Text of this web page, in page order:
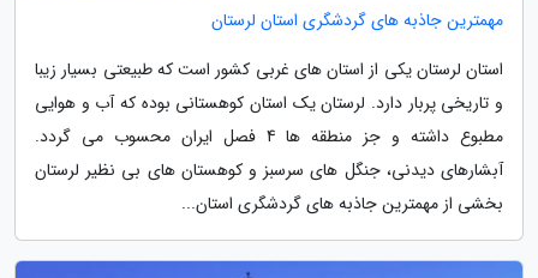
مهمترین جاذبه های گردشگری استان لرستان
استان لرستان یکی از استان های غربی کشور است که طبیعتی بسیار زیبا
و تاریخی پربار دارد. لرستان یک استان کوهستانی بوده که آب و هوایی
مطبوع داشته و جز منطقه ها 4 فصل ایران محسوب می گردد.
آبشارهای دیدنی، جنگل های سرسبز و کوهستان های بی نظیر لرستان
بخشی از مهمترین جاذبه های گردشگری استان...